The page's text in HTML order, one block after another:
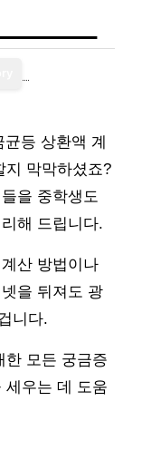
등 상환액 계
지 막막하셨죠?
을 중학생도
해 드립니다.
산 방법이나
을 뒤져도 광
니다.
한 모든 궁금증
세우는 데 도움